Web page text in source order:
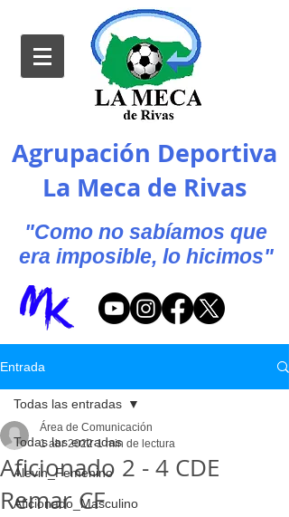
Agrupación Deportiva
La Meca de Rivas
"Como no sabíamos que
era imposible, lo hicimos"
Entrada
Todas las entradas
Alevin_Femenino
Aficionado_Masculino
Todas las entradas
Aficionado 2 - 4 CDE
Remar CF
Área de Comunicación
1 abr 2022 1 min de lectura